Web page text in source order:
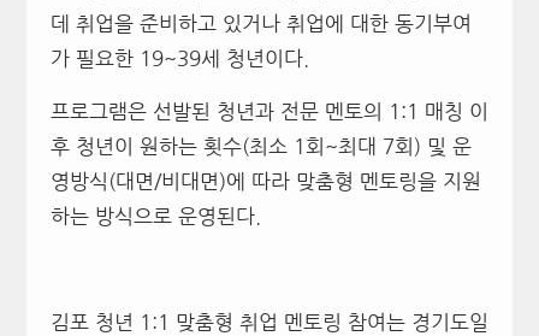
데 취업을 준비하고 있거나 취업에 대한 동기부여
가 필요한 19~39세 청년이다.
프로그램은 선발된 청년과 전문 멘토의 1:1 매칭 이
후 청년이 원하는 횟수(최소 1회~최대 7회) 및 운
영방식(대면/비대면)에 따라 맞춤형 멘토링을 지원
하는 방식으로 운영된다.
김포 청년 1:1 맞춤형 취업 멘토링 참여는 경기도일